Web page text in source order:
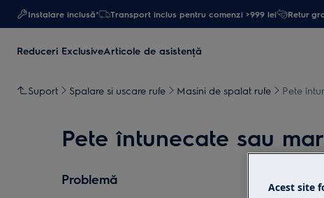
Instalare inclusă* Transport inclus pentru comenzi >999 lei Retur
Reduceri ExclusiveArticole de asistență
Suport Spalare si uscare rufe Masini de spalat rufe Pete
Pete întunecate sau
Problemă
Acest site